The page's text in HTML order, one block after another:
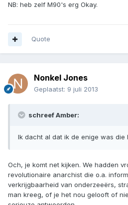
NB: heb zelf M90's erg Okay.
Quote
Nonkel Jones
Geplaatst: 9 juli 2013
schreef Amber:
Ik dacht al dat ik de enige was die
Och, je komt net kijken. We hadden
revolutionaire anarchist die o.a.
verkrijgbaarheid van onderzeeërs,
man kreeg, of je het nou gelooft of